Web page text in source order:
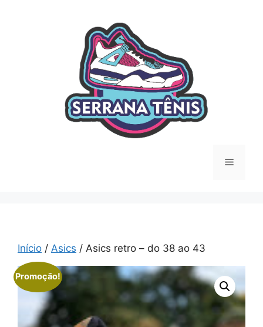
Menu
Início / Asics / Asics retro – do 38 ao 43
Promoção!